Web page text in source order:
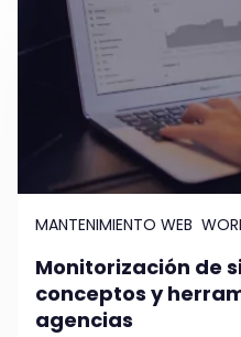
MANTENIMIENTO WEB
Monitorización de
conceptos y
agencias